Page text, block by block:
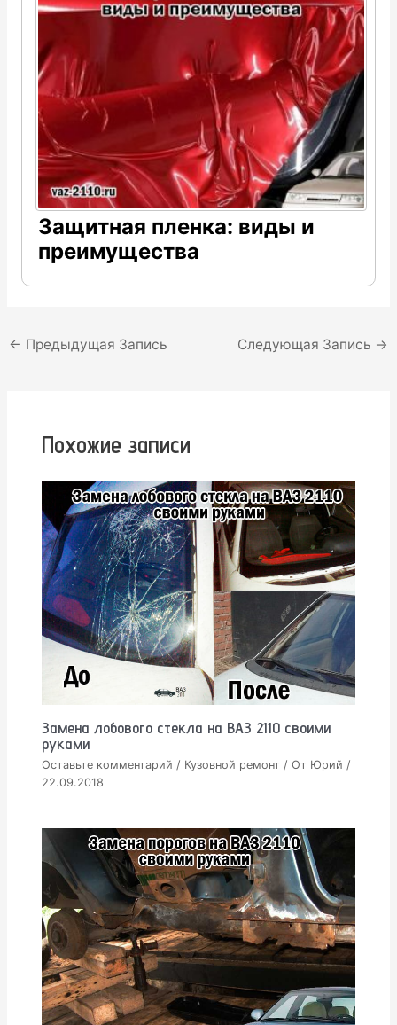
Защитная пленка: виды и
преимущества
Навигация
← Предыдущая Запись Следующая Запись →
Похожие записи
Замена лобового стекла на ВАЗ 2110 своими
руками
Оставьте комментарий / Кузовной ремонт / От Юрий/
22.09.2018